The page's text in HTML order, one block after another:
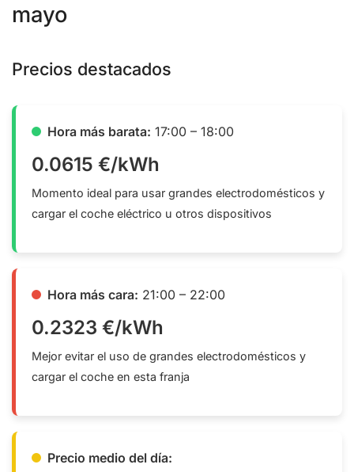
mayo
Precios destacados
Hora más barata: 17:00 – 18:00
0.0615 €/kWh
Momento ideal para usar grandes electrodomésticos y
cargar el coche eléctrico u otros dispositivos
Hora más cara: 21:00 – 22:00
0.2323 €/kWh
Mejor evitar el uso de grandes electrodomésticos y
cargar el coche en esta franja
Precio medio del día: